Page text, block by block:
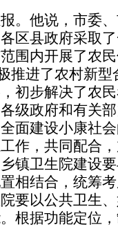
。他说，市委
区县政府采取
围内开展了农
推进了农村新
初步解决了农
政府和有关部
面建设小康社
作，共同配合
卫生院建设要
相结合，统筹
要以公共卫生
根据功能定位